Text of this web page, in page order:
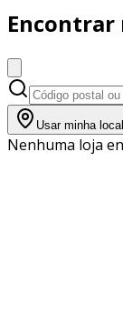
Usar minha
Nenhuma loja